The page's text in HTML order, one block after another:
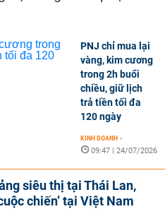
PNJ chỉ mua lại
vàng, kim cương
trong 2h buổi
chiều, giữ lịch
trả tiền tối đa
120 ngày
KINH DOANH -
09:47 | 24/07/2026
siêu thị tại Thái Lan,
chiến’ tại Việt Nam